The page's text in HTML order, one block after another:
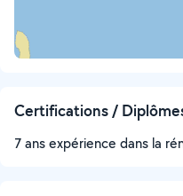
Certifications /
7 ans expérience dans la